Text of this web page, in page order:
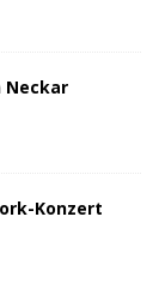
Neckar
Konzert